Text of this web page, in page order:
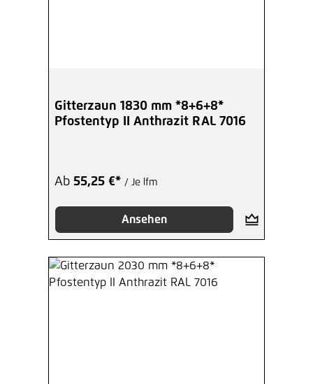
Gitterzaun 1830 mm *8+6+8*
Pfostentyp II Anthrazit RAL 7016
Ab 55,25 €* / Je lfm
Ansehen